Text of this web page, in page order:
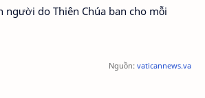
người do Thiên Chúa ban cho mỗi
Nguồn: vaticannews.va